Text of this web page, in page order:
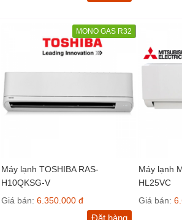
MONO GAS R32
Máy lạnh TOSHIBA RAS-
H10QKSG-V
Giá bán: 6.350.000 đ
Đặt hàng
Máy lạnh
HL25VC
Giá bán: